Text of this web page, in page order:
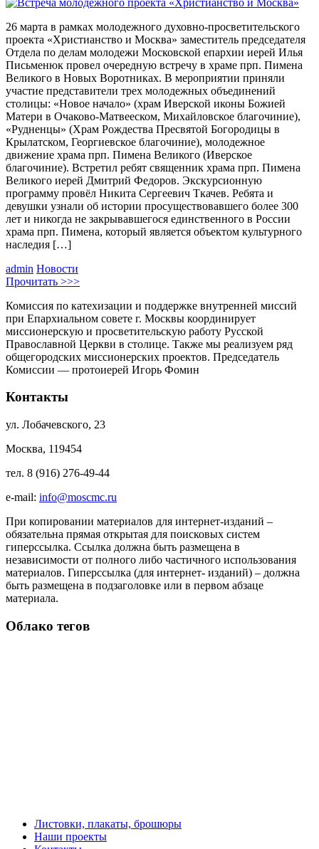
26 марта в рамках молодежного духовно-просветительского
проекта «Христианство и Москва» заместитель председателя
Отдела по делам молодежи Московской епархии иерей Илья
Письменюк провел очередную встречу в храме прп. Пимена
Великого в Новых Воротниках. В мероприятии приняли
участие представители трех молодежных объединений
столицы: «Новое начало» (храм Иверской иконы Божией
Матери в Очаково-Матвееском, Михайловское благочиние),
«Рудненцы» (Храм Рождества Пресвятой Богородицы в
Крылатском, Георгиевское благочиние), молодежное
движение храма прп. Пимена Великого (Иверское
благочиние). Встретил ребят священник храма прп. Пимена
Великого иерей Дмитрий Федоров. Экскурсионную
программу провёл Никита Сергеевич Ткачев. Ребята и
девушки узнали об истории просуществовавшего более 300
лет и никогда не закрывавшегося единственного в России
храма прп. Пимена, который является объектом культурного
наследия […]
admin Новости
Прочитать >>>
Комиссия по катехизации и поддержке внутренней миссий
при Епархиальном совете г. Москвы координирует
миссионерскую и просветительскую работу Русской
Православной Церкви в столице. Также мы реализуем ряд
общегородских миссионерских проектов. Председатель
Комиссии — протоиерей Игорь Фомин
Контакты
ул. Лобачевского, 23
Москва, 119454
тел. 8 (916) 276-49-44
e-mail: info@moscmc.ru
При копировании материалов для интернет-изданий –
обязательна прямая открытая для поисковых систем
гиперссылка. Ссылка должна быть размещена в
независимости от полного либо частичного использования
материалов. Гиперссылка (для интернет- изданий) – должна
быть размещена в подзаголовке или в первом абзаце
материала.
Облако тегов
Листовки, плакаты, брошюры
Наши проекты